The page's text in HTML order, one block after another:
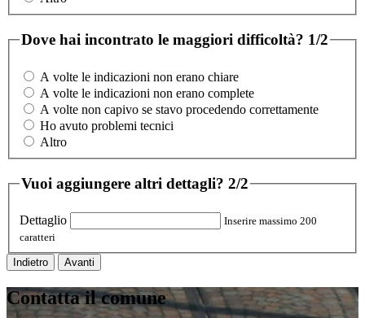
Dove hai incontrato le maggiori difficoltà? 1/2
A volte le indicazioni non erano chiare
A volte le indicazioni non erano complete
A volte non capivo se stavo procedendo correttamente
Ho avuto problemi tecnici
Altro
Vuoi aggiungere altri dettagli? 2/2
Dettaglio
Inserire massimo 200
caratteri
Indietro Avanti
Contatta il comune